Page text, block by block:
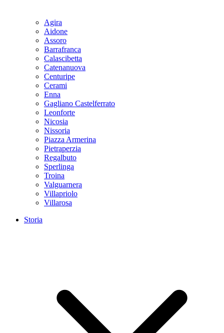
Agira
Aidone
Assoro
Barrafranca
Calascibetta
Catenanuova
Centuripe
Cerami
Enna
Gagliano Castelferrato
Leonforte
Nicosia
Nissoria
Piazza Armerina
Pietraperzia
Regalbuto
Sperlinga
Troina
Valguarnera
Villapriolo
Villarosa
Storia